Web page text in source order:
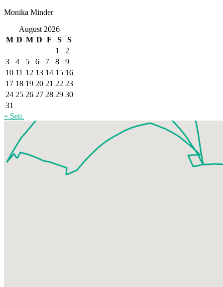
Monika Minder
August 2026
M D M D F S
S
1
2
3
4 5 6 7 8
9
10 11 12 13 14 15 16
17 18 19 20 21 22 23
24 25 26 27 28 29 30
31
« Sep.